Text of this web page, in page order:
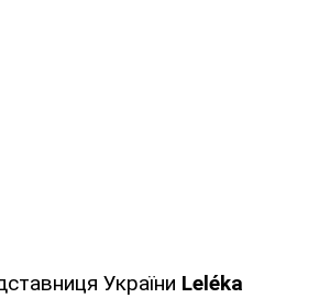
України Leléka